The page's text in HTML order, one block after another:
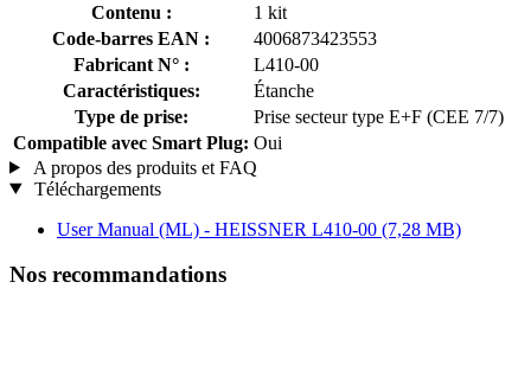
Contenu :
1 kit
Code-barres EAN :
4006873423553
Fabricant N° :
L410-00
Caractéristiques:
Étanche
Type de prise:
Prise secteur type E+F (CEE 7/7)
Compatible avec Smart Plug: Oui
A propos des produits et FAQ
Téléchargements
User Manual (ML) - HEISSNER L410-00 (7,28 MB)
Nos recommandations